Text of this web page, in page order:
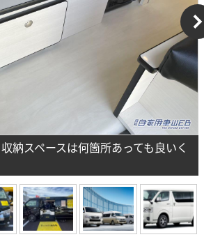
納スペースは何箇所あっても良いく